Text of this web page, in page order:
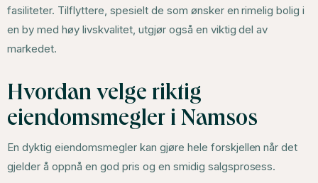
fasiliteter. Tilflyttere, spesielt de som ønsker en rimelig bolig i
en by med høy livskvalitet, utgjør også en viktig del av
markedet.
Hvordan velge riktig
eiendomsmegler i Namsos
En dyktig eiendomsmegler kan gjøre hele forskjellen når det
gjelder å oppnå en god pris og en smidig salgsprosess.